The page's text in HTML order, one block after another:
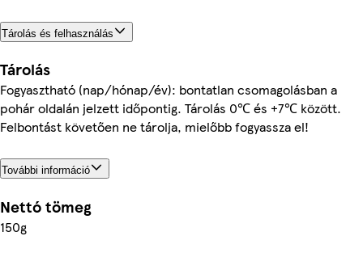
Tárolás és felhasználás
Tárolás
Fogyasztható (nap/hónap/év): bontatlan csomagolásban a
pohár oldalán jelzett időpontig. Tárolás 0℃ és +7℃ között.
Felbontást követően ne tárolja, mielőbb fogyassza el!
További információ
Nettó tömeg
150g